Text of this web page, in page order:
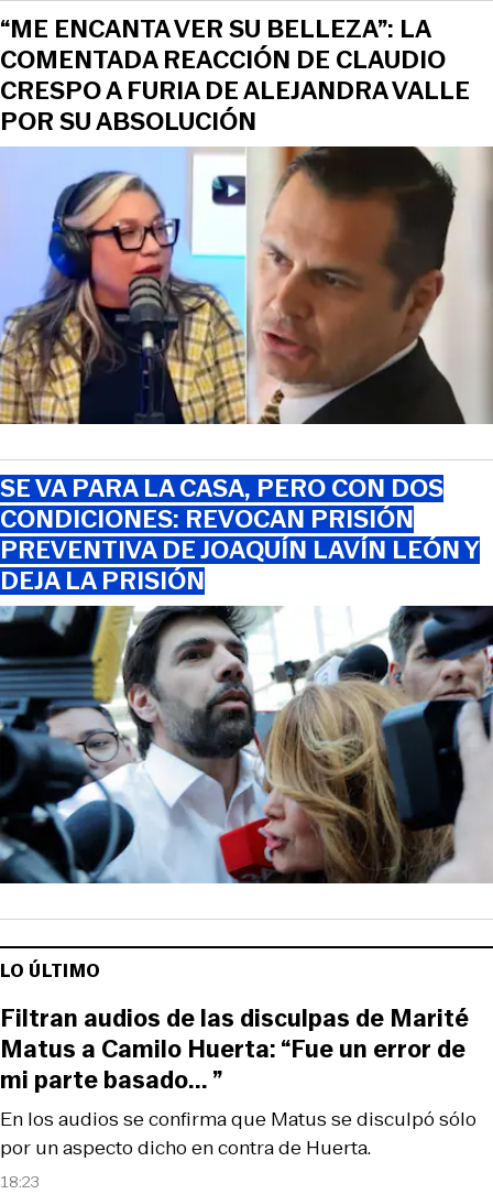
“ME ENCANTA VER SU BELLEZA”: LA
COMENTADA REACCIÓN DE CLAUDIO
CRESPO A FURIA DE ALEJANDRA VALLE
POR SU ABSOLUCIÓN
SE VA PARA LA CASA, PERO CON DOS
CONDICIONES: REVOCAN PRISIÓN
PREVENTIVA DE JOAQUÍN LAVÍN LEÓN Y
DEJA LA PRISIÓN
LO ÚLTIMO
18:23
En los audios se confirma que Matus se disculpó sólo
por un aspecto dicho en contra de Huerta.
Filtran audios de las disculpas de Marité
Matus a Camilo Huerta: “Fue un error de
mi parte basado... ”